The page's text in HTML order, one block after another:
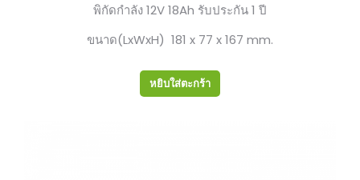
พิกัดกำลัง 12V 18Ah รับประกัน 1 ปี
ขนาด(LxWxH) 181 x 77 x 167 mm.
หยิบใส่ตะกร้า